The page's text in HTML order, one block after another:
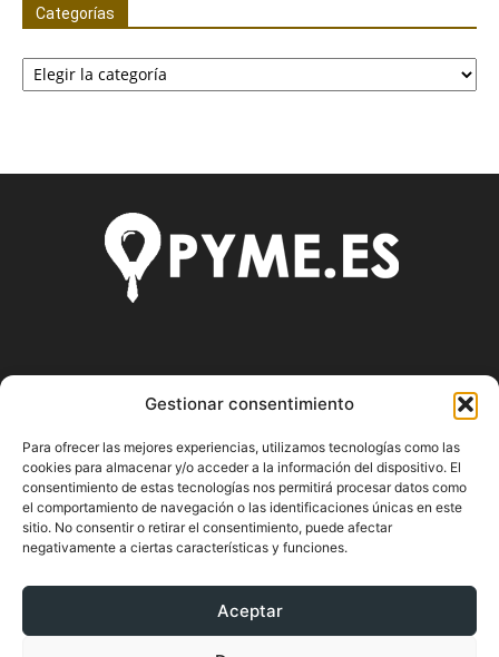
Gestionar consentimiento
Para ofrecer las mejores experiencias, utilizamos tecnologías como las
cookies para almacenar y/o acceder a la información del dispositivo. El
consentimiento de estas tecnologías nos permitirá procesar datos como
el comportamiento de navegación o las identificaciones únicas en este
sitio. No consentir o retirar el consentimiento, puede afectar
negativamente a ciertas características y funciones.
Aceptar
Categorías
Categorías
actualizado de todas las noticias y novedades sobre la
economía en España y el mundo, así como donde podrás
conseguir toda la información necesaria sobre
emprendimiento.
SÍGUENOS